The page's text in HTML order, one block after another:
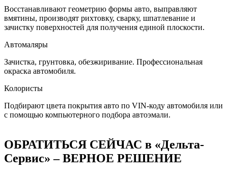
Восстанавливают геометрию формы авто, выправляют
вмятины, производят рихтовку, сварку, шпатлевание и
зачистку поверхностей для получения единой плоскости.
Автомаляры
Зачистка, грунтовка, обезжиривание. Профессиональная
окраска автомобиля.
Колористы
Подбирают цвета покрытия авто по VIN-коду автомобиля или
с помощью компьютерного подбора автоэмали.
ОБРАТИТЬСЯ СЕЙЧАС в «Дельта-
Сервис» – ВЕРНОЕ РЕШЕНИЕ